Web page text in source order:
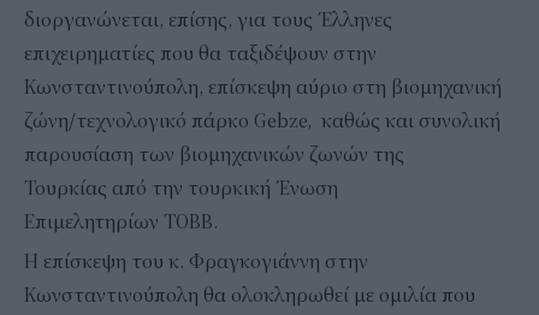
διοργανώνεται, επίσης, για τους Έλληνες
επιχειρηματίες που θα ταξιδέψουν στην
Κωνσταντινούπολη, επίσκεψη αύριο στη βιομηχανική
ζώνη/τεχνολογικό πάρκο Gebze, καθώς και συνολική
παρουσίαση των βιομηχανικών ζωνών της
Τουρκίας από την τουρκική Ένωση
Επιμελητηρίων TOBB.
Η επίσκεψη του κ. Φραγκογιάννη στην
Κωνσταντινούπολη θα ολοκληρωθεί με ομιλία που